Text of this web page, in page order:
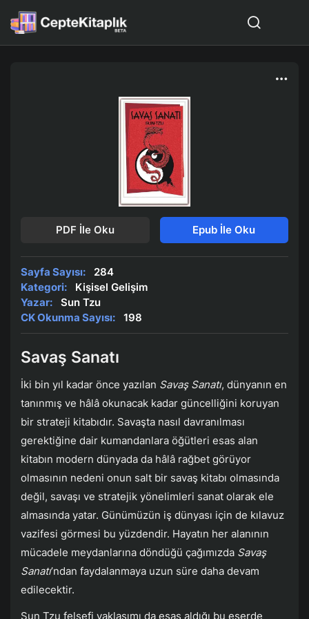
PDF İle Oku Epub İle Oku
Sayfa Sayısı:
284
Kategori:
Kişisel Gelişim
Yazar:
Sun Tzu
CK Okunma Sayısı:
198
Savaş Sanatı
İki bin yıl kadar önce yazılan Savaş Sanatı, dünyanın en
tanınmış ve hâlâ okunacak kadar güncelliğini koruyan
bir strateji kitabıdır. Savaşta nasıl davranılması
gerektiğine dair kumandanlara öğütleri esas alan
kitabın modern dünyada da hâlâ rağbet görüyor
olmasının nedeni onun salt bir savaş kitabı olmasında
değil, savaşı ve stratejik yönelimleri sanat olarak ele
almasında yatar. Günümüzün iş dünyası için de kılavuz
vazifesi görmesi bu yüzdendir. Hayatın her alanının
mücadele meydanlarına döndüğü çağımızda Savaş
Sanatı’ndan faydalanmaya uzun süre daha devam
edilecektir.
Sun Tzu felsefi yaklaşımı da esas aldığı bu eserde